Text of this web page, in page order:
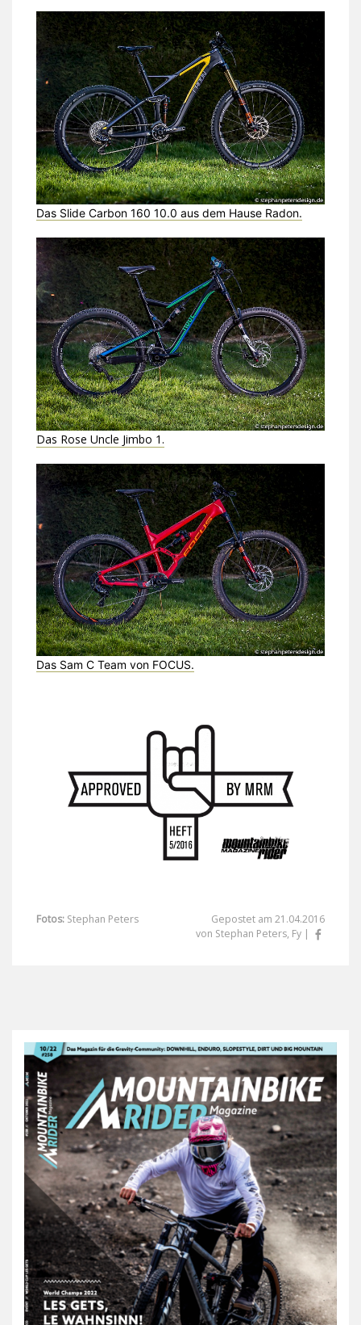
Das Slide Carbon 160 10.0 aus dem Hause Radon.
Das Rose Uncle Jimbo 1.
Das Sam C Team von FOCUS.
Fotos: Stephan Peters
Gepostet am 21.04.2016
von Stephan Peters, Fy |